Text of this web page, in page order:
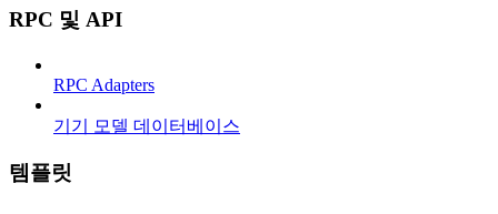
RPC 및 API
RPC Adapters
기기 모델 데이터베이스
템플릿